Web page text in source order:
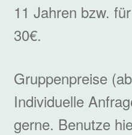
11 Jahren bzw.
30€.
Gruppenpreise
Individuelle
gerne. Benutze